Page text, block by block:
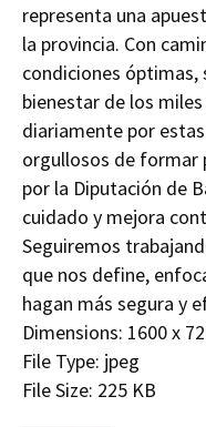
representa una
la provincia. Con
condiciones
bienestar de los
diariamente por
orgullosos de formar
por la Diputación de
cuidado y mejora
Seguiremos
que nos define,
hagan más segura y
Dimensions: 1600 x
File Type: jpeg
File Size: 225 KB